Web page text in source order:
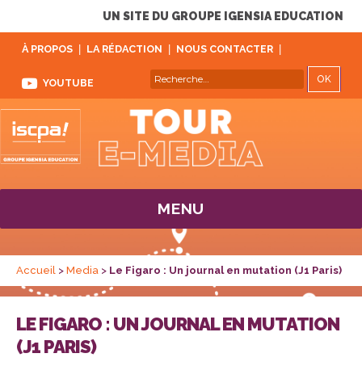
UN SITE DU GROUPE IGENSIA EDUCATION
À PROPOS LA RÉDACTION NOUS CONTACTER
YOUTUBE
Recherche
pour :
MENU
Accueil > Media > Le Figaro : Un journal en mutation (J1 Paris)
LE FIGARO : UN JOURNAL EN MUTATION
(J1 PARIS)